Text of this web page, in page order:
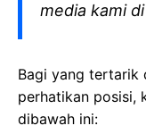
media kami di
Bagi yang tertarik
perhatikan posisi,
dibawah ini: